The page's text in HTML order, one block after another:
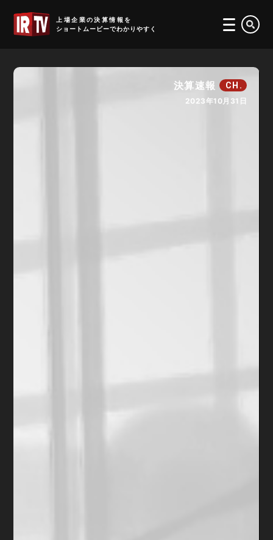
上場企業の決算情報を
ショートムービーでわかりやすく
決算速報 CH.
2023年10月31日